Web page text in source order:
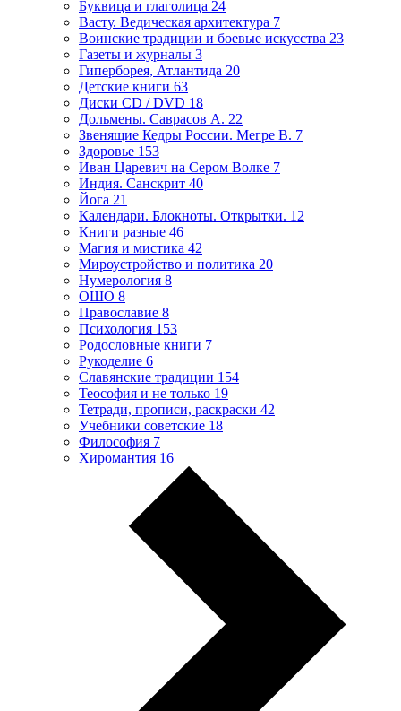
Буквица и глаголица 24
Васту. Ведическая архитектура 7
Воинские традиции и боевые искусства 23
Газеты и журналы 3
Гиперборея, Атлантида 20
Детские книги 63
Диски CD / DVD 18
Дольмены. Саврасов А. 22
Звенящие Кедры России. Мегре В. 7
Здоровье 153
Иван Царевич на Сером Волке 7
Индия. Санскрит 40
Йога 21
Календари. Блокноты. Открытки. 12
Книги разные 46
Магия и мистика 42
Мироустройство и политика 20
Нумерология 8
ОШО 8
Православие 8
Психология 153
Родословные книги 7
Рукоделие 6
Славянские традиции 154
Теософия и не только 19
Тетради, прописи, раскраски 42
Учебники советские 18
Философия 7
Хиромантия 16